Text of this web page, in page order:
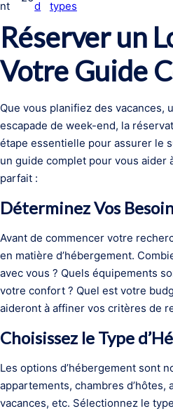
nt
d
types
Réserver un
Votre Guide
Que vous planifiez des vacances,
escapade de week-end, la
étape essentielle pour assurer le
un guide complet pour vous aider
parfait :
Déterminez Vos
Avant de commencer votre
en matière d’hébergement.
avec vous ? Quels équipements
votre confort ? Quel est votre
aideront à affiner vos critères de
Choisissez le Type
Les options d’hébergement sont
appartements, chambres d’hôtes,
vacances, etc. Sélectionnez le